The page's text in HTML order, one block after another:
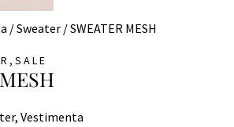
/Sweater / SWEATER MESH
, SALE
, Vestimenta